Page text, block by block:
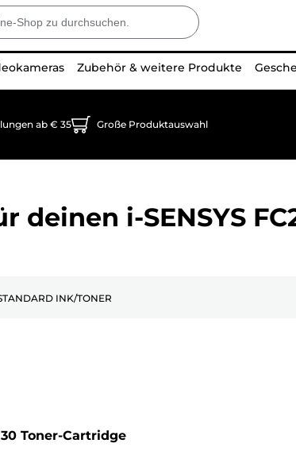
Zubehör & weitere Produkte
ab € 35 Große Produktauswahl
deinen i-SENSYS
INK/TONER
Toner-Cartridge